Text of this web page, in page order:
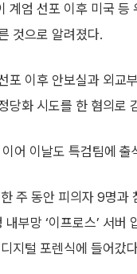
계엄 선포 이후 미국
것으로 알려졌다.
포 이후 안보실과 외교
당화 시도를 한 혐의로
어 이날도 특검팀에
주 동안 피의자 9명
부망 ‘이프로스’ 서
지털 포렌식에 들어갔